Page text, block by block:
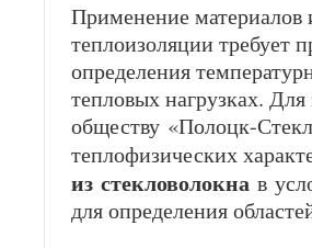
Применение материалов
теплоизоляции требует
определения
тепловых нагрузках.
обществу «Полоцк-
теплофизических
из стекловолокна в
для определения